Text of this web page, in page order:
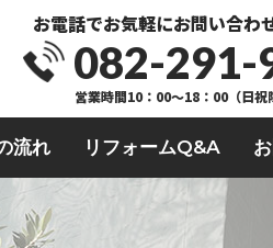
お電話でお気軽にお問い合わ
082-291-
営業時間10：00～18：00（日祝
流れ リフォームQ&A